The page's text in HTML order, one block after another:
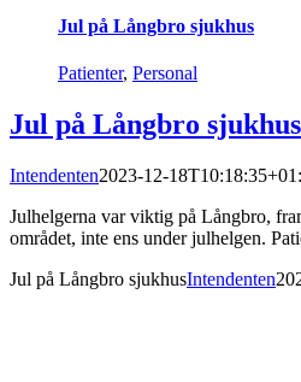
Jul på Långbro sjukhus
Patienter, Personal
Jul på Långbro sjukhus
Intendenten2023-12-
Julhelgerna var viktig på Långbro,
området, inte ens under julhelgen.
Jul på Långbro sjukhusIntendenten